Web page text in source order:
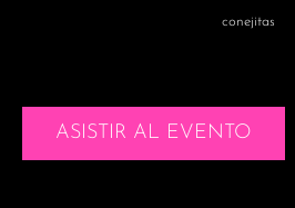
conejitas
ASISTIR AL EVENTO